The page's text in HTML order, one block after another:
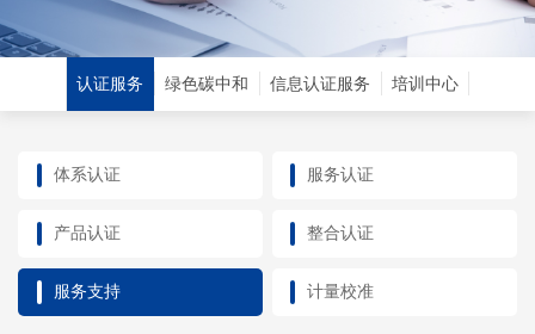
认证服务 绿色碳中和 信息认证服务 培训中心
体系认证 服务认证
产品认证 整合认证
服务支持 计量校准